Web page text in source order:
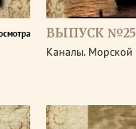
ВЫПУСК
Каналы. Морской